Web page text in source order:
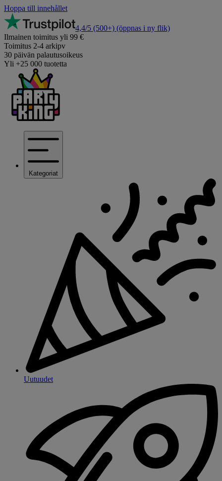
Hoppa till innehållet
4,4/5 (500+) (öppnas i ny flik)
Ilmainen toimitus yli 99 €
Toimitus 2-4 arkipv
30 päivän palautusoikeus
Yli +25 000 tuotetta
Kategoriat
Uutuudet